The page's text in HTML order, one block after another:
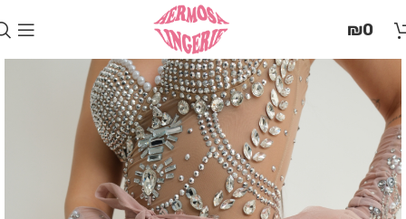
זֶה
"המרכז
הישראלי
לְהַנְגָּשָׁת
אָתָרִים".
הַמְּסַיַּעַת
לִנְגִישׁוּת
הָאֲתָר.
₪0